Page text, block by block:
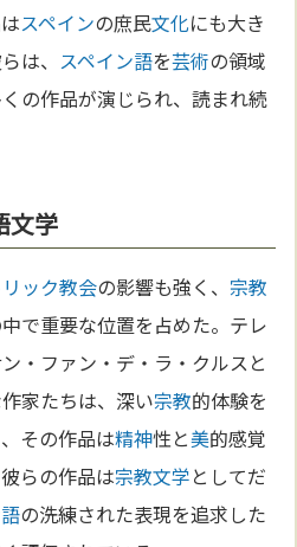
スペインの庶民文化にも大き
は、 スペイン語を芸術の領域
の作品が演じられ、読まれ続
文学
ック教会の影響も強く、 宗教
で重要な位置を占めた。テレ
・ファン・デ・ラ・クルスと
家たちは、深い宗教的体験を
その作品は精神性と美的感覚
らの作品は宗教文学としてだ
の洗練された表現を追求した